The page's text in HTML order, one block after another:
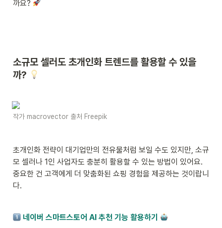
까요?
소규모 셀러도 초개인화 트렌드를 활용할 수 있을
까?
작가 macrovector 출처 Freepik
초개인화 전략이 대기업만의 전유물처럼 보일 수도 있지만, 소규
모 셀러나 1인 사업자도 충분히 활용할 수 있는 방법이 있어요.
중요한 건 고객에게 더 맞춤화된 쇼핑 경험을 제공하는 것이랍니
다.
네이버 스마트스토어 AI 추천 기능 활용하기